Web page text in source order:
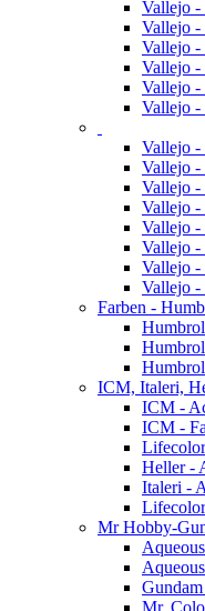
Vallejo -
Vallejo -
Vallejo -
Vallejo -
Vallejo -
Vallejo -
Vallejo -
Vallejo
Vallejo -
Vallejo -
Vallejo -
Vallejo -
Vallejo
Vallejo -
Farben -
ICM, Italeri,
ICM -
ICM -
Heller -
Italeri -
Mr Hobby-
Mr.